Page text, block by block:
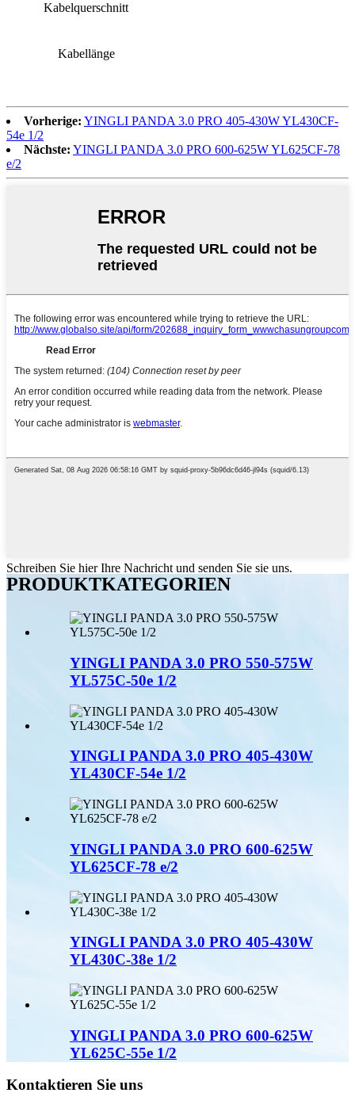
Kabelquerschnitt
Kabellänge
Vorherige: YINGLI PANDA 3.0 PRO 405-430W YL430CF-
54e 1/2
Nächste: YINGLI PANDA 3.0 PRO 600-625W YL625CF-78
e/2
Schreiben Sie hier Ihre Nachricht und senden Sie sie uns.
PRODUKTKATEGORIEN
YINGLI PANDA 3.0 PRO 550-575W
YL575C-50e 1/2
YINGLI PANDA 3.0 PRO 405-430W
YL430CF-54e 1/2
YINGLI PANDA 3.0 PRO 600-625W
YL625CF-78 e/2
YINGLI PANDA 3.0 PRO 405-430W
YL430C-38e 1/2
YINGLI PANDA 3.0 PRO 600-625W
YL625C-55e 1/2
Kontaktieren Sie uns